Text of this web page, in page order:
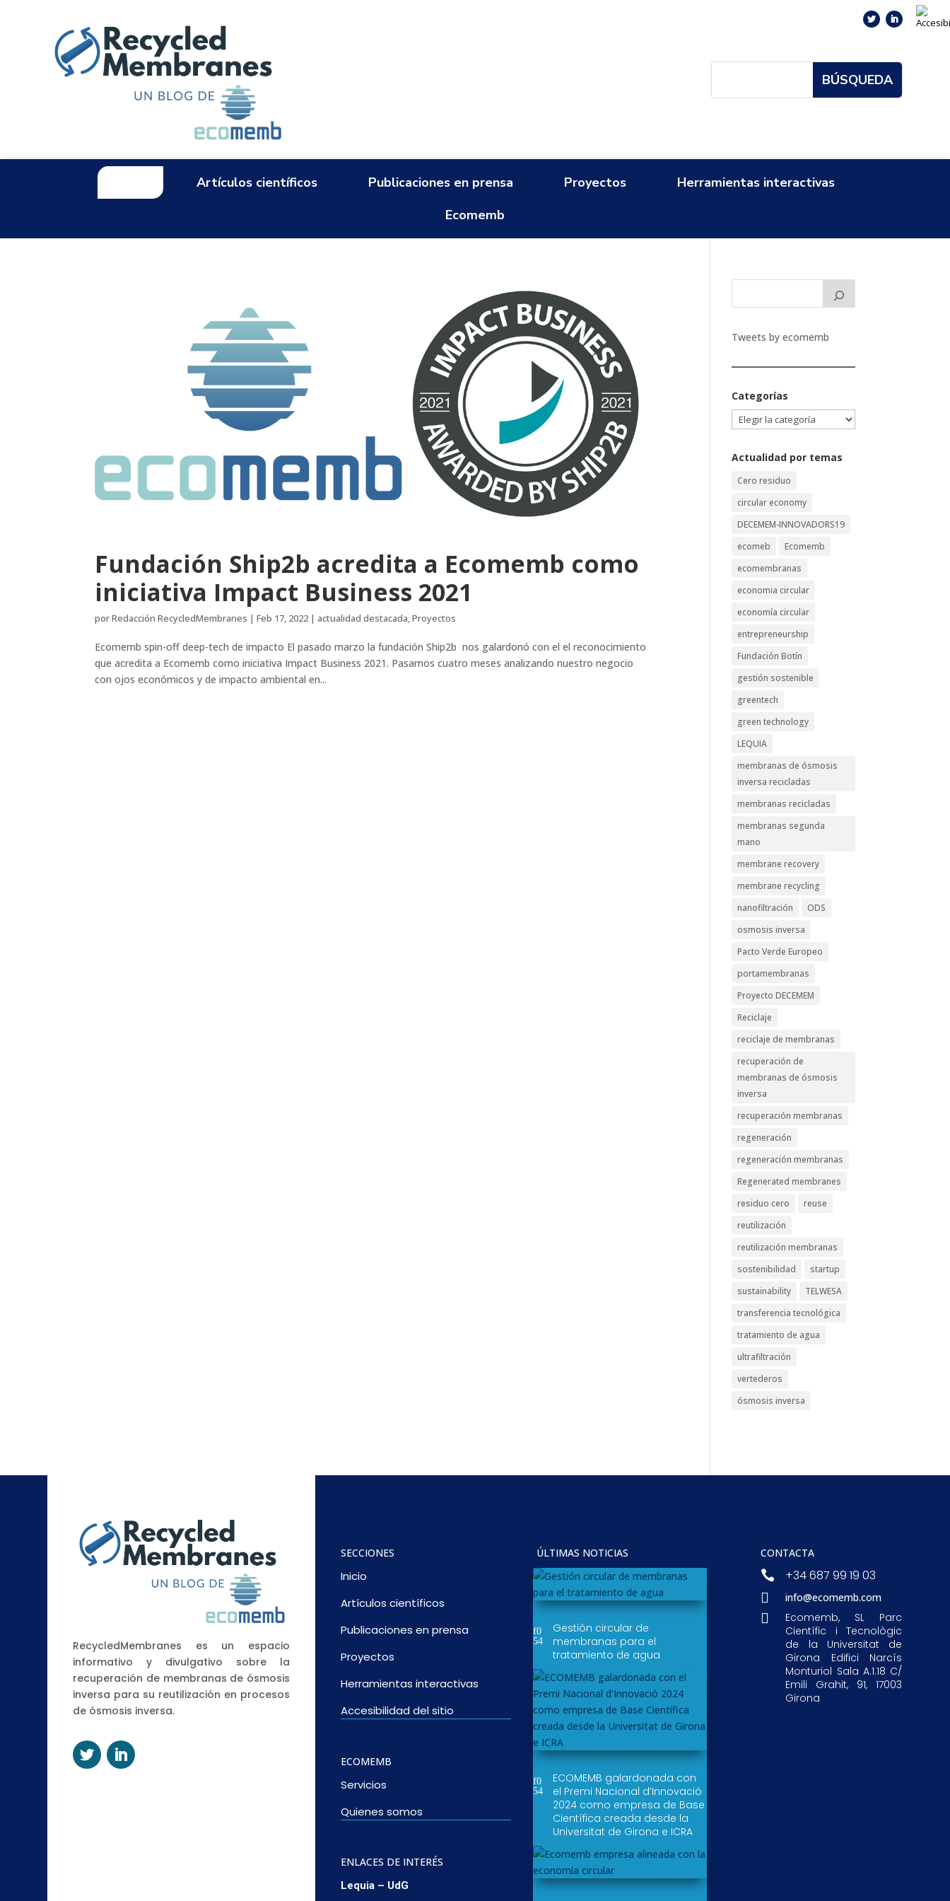
Artículos científicos Publicaciones en prensa Proyectos
Herramientas interactivas
Ecomemb
Fundación Ship2b acredita a Ecomemb como
iniciativa Impact Business 2021
porRedacción RecycledMembranes |Feb 17, 2022 | actualidad destacada,Proyectos
Ecomemb spin-off deep-tech de impacto El pasado marzo la fundación Ship2b nos galardonó con el el reconocimiento
que acredita a Ecomemb como iniciativa Impact Business 2021. Pasamos cuatro meses analizando nuestro negocio
con ojos económicos y de impacto ambiental en...
Tweets by ecomemb
Categorías
Categorías
Actualidad por temas
Cero residuo
circular economy
DECEMEM-INNOVADORS19
ecomeb
Ecomemb
ecomembranas
economia circular
economía circular
entrepreneurship
Fundación Botín
gestión sostenible
greentech
green technology
LEQUIA
membranas de ósmosis
inversa recicladas
membranas recicladas
membranas segunda
mano
membrane recovery
membrane recycling
nanofiltración
ODS
osmosis inversa
Pacto Verde Europeo
portamembranas
Proyecto DECEMEM
Reciclaje
reciclaje de membranas
recuperación de
membranas de ósmosis
inversa
recuperación membranas
regeneración
regeneración membranas
Regenerated membranes
residuo cero
reuse
reutilización
reutilización membranas
sostenibilidad
startup
sustainability
TELWESA
transferencia tecnológica
tratamiento de agua
ultrafiltración
vertederos
ósmosis inversa
RecycledMembranes es un espacio
informativo y divulgativo sobre la
recuperación de membranas de ósmosis
inversa para su reutilización en procesos
de ósmosis inversa.
SECCIONES
Inicio
Artículos científicos
Publicaciones en prensa
Proyectos
Herramientas interactivas
Accesibilidad del sitio
ECOMEMB
Servicios
Quienes somos
ENLACES DE INTERÉS
Lequia – UdG
ÚLTIMAS NOTICIAS
Gestión circular de
membranas para el
tratamiento de agua
ECOMEMB galardonada con
el Premi Nacional d’Innovació
2024 como empresa de Base
Científica creada desde la
Universitat de Girona e ICRA
CONTACTA
 +34 687 99 19 03
 info@ecomemb.com

Ecomemb, SL Parc
Científic i Tecnològic
de la Universitat de
Girona Edifici Narcís
Monturiol Sala A.1.18 C/
Emili Grahit, 91, 17003
Girona